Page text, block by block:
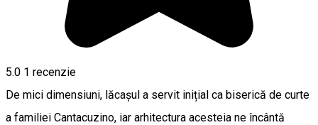
5.0 1 recenzie
De mici dimensiuni, lăcașul a servit inițial ca biserică de curte
a familiei Cantacuzino, iar arhitectura acesteia ne încântă